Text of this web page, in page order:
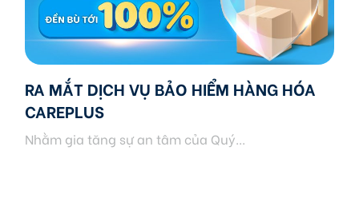
RA MẮT DỊCH VỤ BẢO HIỂM HÀNG HÓA
CAREPLUS
Nhằm gia tăng sự an tâm của Quý...